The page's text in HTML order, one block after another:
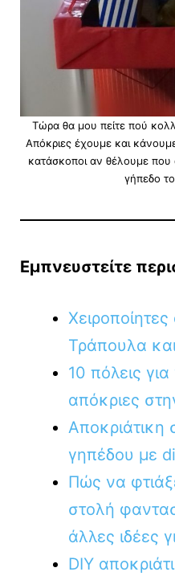
Τώρα θα μου πείτε πού
Απόκριες έχουμε και
κατάσκοποι αν θέλουμε που
γήπεδο
Εμπνευστείτε
Τράπουλα
10 πόλεις
απόκριες
Αποκριάτικη
γηπέδου με
Πώς να
στολή
άλλες ιδέες
DIY